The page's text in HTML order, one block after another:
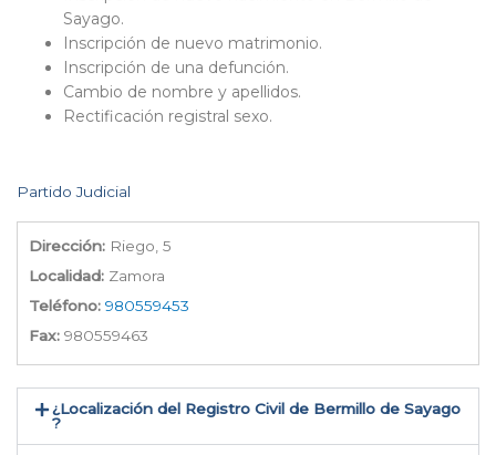
Sayago.
Inscripción de nuevo matrimonio.
Inscripción de una defunción.
Cambio de nombre y apellidos.
Rectificación registral sexo.
Partido Judicial
Dirección: Riego, 5
Localidad: Zamora
Teléfono: 980559453
Fax: 980559463
¿Localización del Registro Civil de Bermillo de Sayago​
?